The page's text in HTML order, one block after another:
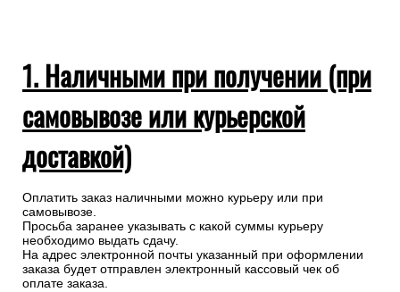
1. Наличными при получении (при
самовывозе или курьерской
доставкой)
Оплатить заказ наличными можно курьеру или при
самовывозе.
Просьба заранее указывать с какой суммы курьеру
необходимо выдать сдачу.
На адрес электронной почты указанный при оформлении
заказа будет отправлен электронный кассовый чек об
оплате заказа.